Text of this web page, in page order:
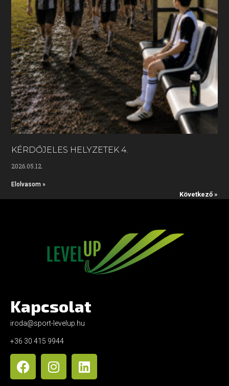
KÉRDŐJELES HELYZETEK 4.
2026.05.12.
Elolvasom »
Következő »
Kapcsolat
iroda@sport-levelup.hu
+36 30 415 9944